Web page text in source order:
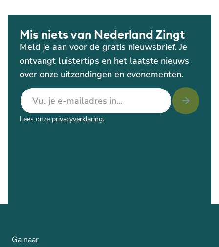
Mis niets van Nederland Zingt
Meld je aan voor de gratis nieuwsbrief. Je
ontvangt luistertips en het laatste nieuws
over onze uitzendingen en evenementen.
E-mailadres
Lees onze privacyverklaring.
Ga naar